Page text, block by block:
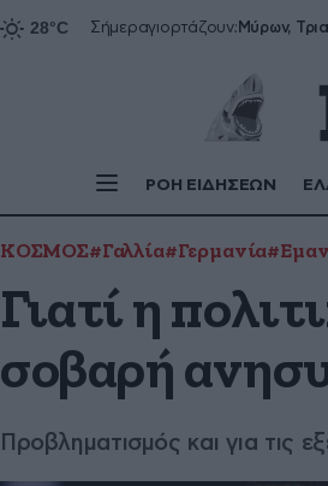
Σήμεραγιορτάζουν:
ΡΟΗ ΕΙΔΗΣΕΩΝ
ΚΟΣΜΟΣ#Γαλλία#Γερμανία
Γιατί η
σοβαρή
Προβληματισμός και για τις